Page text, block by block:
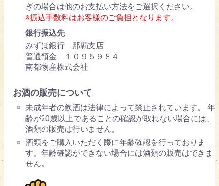
ぎの場合は他のお支払い方法をご選択ください。
※振込手数料はお客様のご負担となります。
銀行振込先
みずほ銀行 那覇支店
普通預金 １０９５９８４
南都物産株式会社
お酒の販売について
未成年者の飲酒は法律によって禁止されています。 年
齢が20歳以上であることの確認が取れない場合には、
酒類の販売は行いません。
酒類をご購入いただく際に年齢確認を行っておりま
す。年齢確認ができない場合には酒類の販売はできま
せん。